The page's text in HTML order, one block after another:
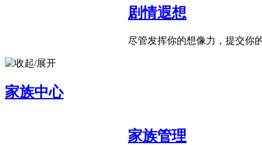
剧情遐想
尽管发挥你的想像力，提交你
家族中心
家族管理